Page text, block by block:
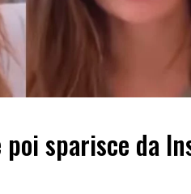
sparisce da